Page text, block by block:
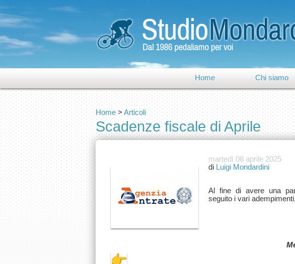
Chi siamo
Home
Home>Articoli
Scadenze fiscale di Aprile
martedì 08 aprile 2025
di Luigi Mondardini
Al fine di avere una